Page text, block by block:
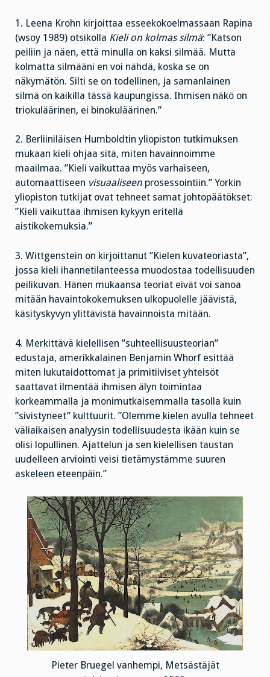
1. Leena Krohn kirjoittaa esseekokoelmassaan Rapina
(wsoy 1989) otsikolla Kieli on kolmas silmä: ”Katson
peiliin ja näen, että minulla on kaksi silmää. Mutta
kolmatta silmääni en voi nähdä, koska se on
näkymätön. Silti se on todellinen, ja samanlainen
silmä on kaikilla tässä kaupungissa. Ihmisen näkö on
triokuläärinen, ei binokuläärinen.”
2. Berliiniläisen Humboldtin yliopiston tutkimuksen
mukaan kieli ohjaa sitä, miten havainnoimme
maailmaa. ”Kieli vaikuttaa myös varhaiseen,
automaattiseen visuaaliseen prosessointiin.” Yorkin
yliopiston tutkijat ovat tehneet samat johtopäätökset:
”Kieli vaikuttaa ihmisen kykyyn eritellä
aistikokemuksia.”
3. Wittgenstein on kirjoittanut ”Kielen kuvateoriasta”,
jossa kieli ihannetilanteessa muodostaa todellisuuden
peilikuvan. Hänen mukaansa teoriat eivät voi sanoa
mitään havaintokokemuksen ulkopuolelle jäävistä,
käsityskyvyn ylittävistä havainnoista mitään.
4. Merkittävä kielellisen ”suhteellisuusteorian”
edustaja, amerikkalainen Benjamin Whorf esittää
miten lukutaidottomat ja primitiiviset yhteisöt
saattavat ilmentää ihmisen älyn toimintaa
korkeammalla ja monimutkaisemmalla tasolla kuin
”sivistyneet” kulttuurit. ”Olemme kielen avulla tehneet
väliaikaisen analyysin todellisuudesta ikään kuin se
olisi lopullinen. Ajattelun ja sen kielellisen taustan
uudelleen arviointi veisi tietämystämme suuren
askeleen eteenpäin.”
Pieter Bruegel vanhempi, Metsästäjät